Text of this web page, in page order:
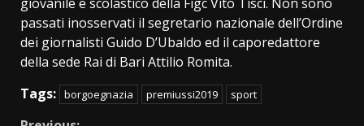
passati inosservati il segretario nazionale dell’Ordine
dei giornalisti Guido D’Ubaldo ed il caporedattore
della sede Rai di Bari Attilio Romita.
Tags: borgoegnazia premiussi2019 sport